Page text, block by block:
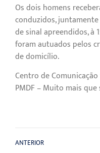
Os dois homens
conduzidos,
de sinal apreendidos, à
foram autuados pelos
de domicílio.
Centro de Comunicação
PMDF – Muito mais
ANTERIOR